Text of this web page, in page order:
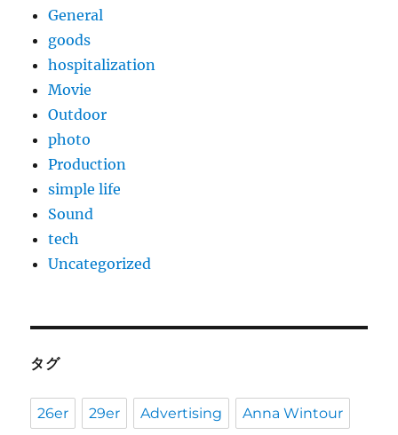
General
goods
hospitalization
Movie
Outdoor
photo
Production
simple life
Sound
tech
Uncategorized
タグ
26er 29er Advertising Anna Wintour